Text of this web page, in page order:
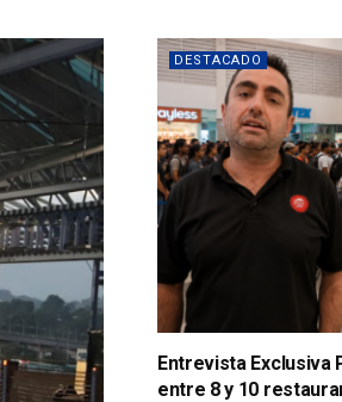
DESTACADO
Entrevista Exclusiva
entre 8 y 10